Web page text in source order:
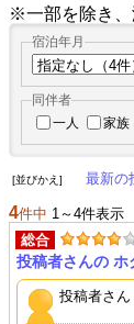
※一部を除き、
宿泊年月
同伴者
一人
家族
[並びかえ] 最新の
4件中 1～4件表示
総合
投稿者さんの
投稿者さん